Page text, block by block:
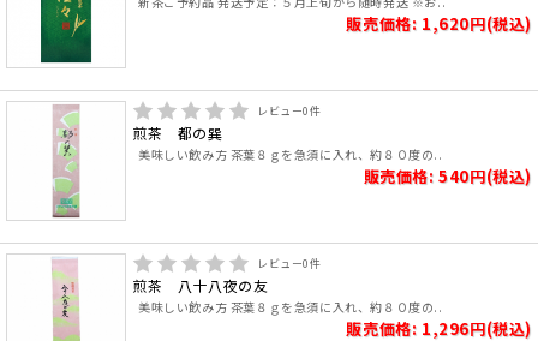
販売価格: 1,620円(税込)
レビュー0件
煎茶 都の巽
美味しい飲み方 茶葉８ｇを急須に入れ、約８０度の..
販売価格: 540円(税込)
レビュー0件
煎茶 八十八夜の友
美味しい飲み方 茶葉８ｇを急須に入れ、約８０度の..
販売価格: 1,296円(税込)